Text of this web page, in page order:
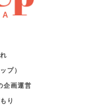
プ）
企画運営
り